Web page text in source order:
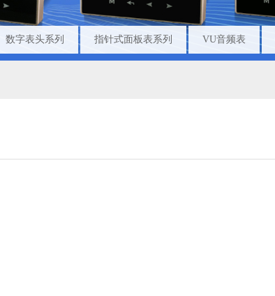
数字表头系列 指针式面板表系列 VU音频表